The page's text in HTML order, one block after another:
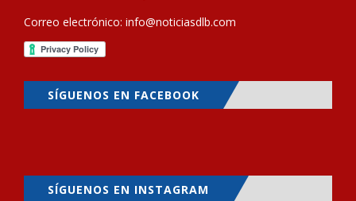
Correo electrónico: info@noticiasdlb.com
SÍGUENOS EN FACEBOOK
SÍGUENOS EN INSTAGRAM